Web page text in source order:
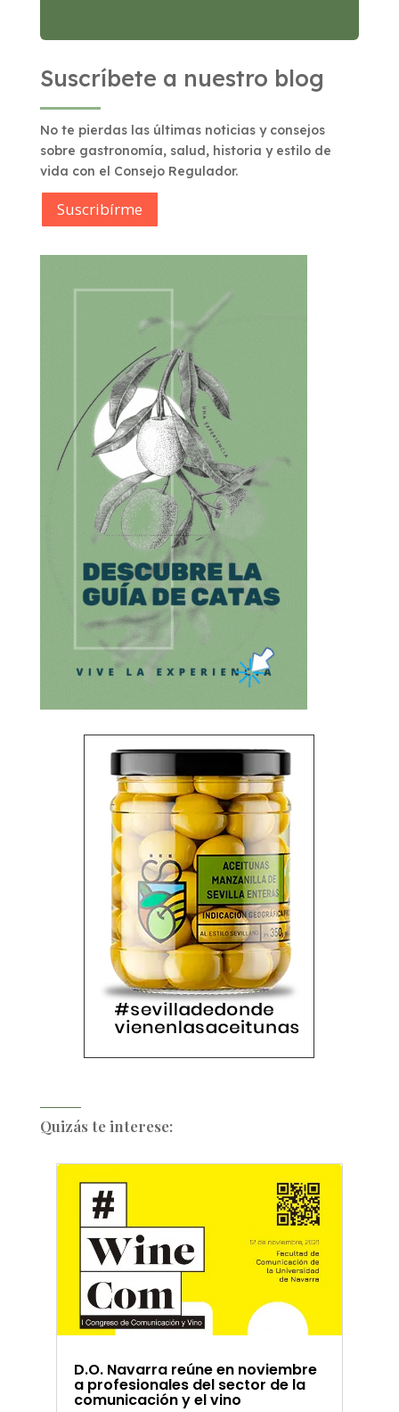
Suscríbete a nuestro blog
No te pierdas las últimas noticias y consejos
sobre gastronomía, salud, historia y estilo de
vida con el Consejo Regulador.
Suscribírme
Quizás te interese:
D.O. Navarra reúne en noviembre
a profesionales del sector de la
comunicación y el vino